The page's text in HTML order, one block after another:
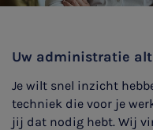
Uw administratie
Je wilt snel inzicht
techniek die voor je
jij dat nodig hebt. Wij